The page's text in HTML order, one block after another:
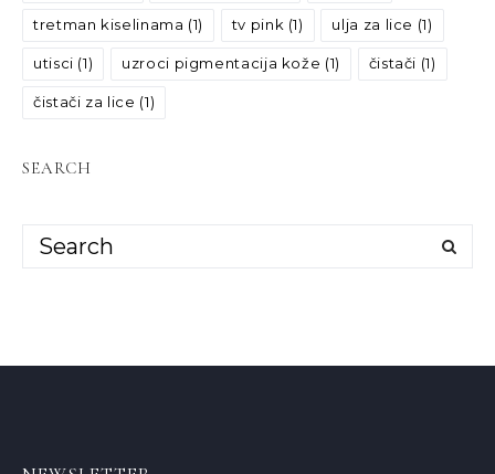
tretman kiselinama (1) tv pink (1) ulja za lice (1)
utisci (1) uzroci pigmentacija kože (1) čistači (1)
čistači za lice (1)
SEARCH